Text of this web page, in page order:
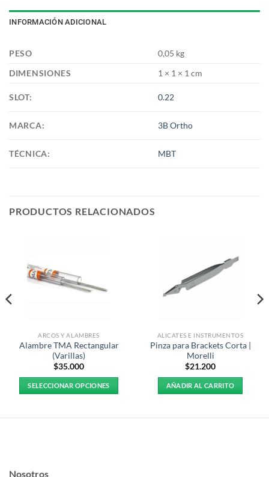
INFORMACIÓN ADICIONAL
PESO
0,05 kg
DIMENSIONES
1 × 1 × 1 cm
SLOT: 0.22
MARCA: 3B Ortho
TÉCNICA: MBT
PRODUCTOS RELACIONADOS
ARCOS Y ALAMBRES
Alambre TMA Rectangular
(Varillas)
$35.000
SELECCIONAR OPCIONES
ALICATES E INSTRUMENTOS
Pinza para Brackets Corta |
Morelli
$21.200
AÑADIR AL CARRITO
Nosotros